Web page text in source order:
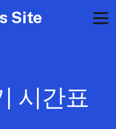
Site
시간표